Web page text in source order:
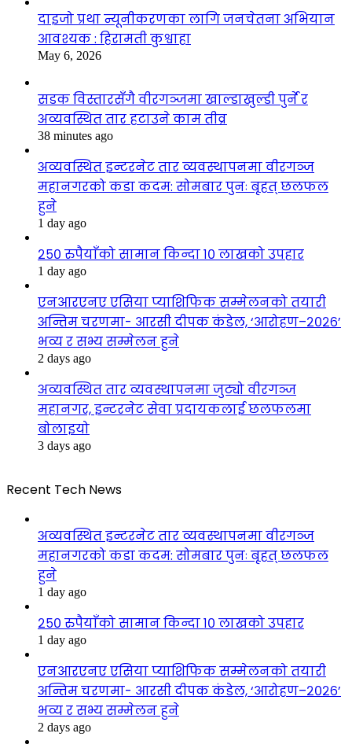
दाइजो प्रथा न्यूनीकरणका लागि जनचेतना अभियान
आवश्यक : हिरामती कुश्वाहा
May 6, 2026
सडक विस्तारसँगै वीरगञ्जमा खाल्डाखुल्डी पुर्ने र
अव्यवस्थित तार हटाउने काम तीव्र
38 minutes ago
अव्यवस्थित इन्टरनेट तार व्यवस्थापनमा वीरगञ्ज
महानगरको कडा कदम: सोमबार पुनः बृहत् छलफल
हुने
1 day ago
२५० रुपैयाँको सामान किन्दा १० लाखको उपहार
1 day ago
एनआरएनए एसिया प्याशिफिक सम्मेलनको तयारी
अन्तिम चरणमा- आरसी दीपक कंडेल, ‘आरोहण–२०२६’
भव्य र सभ्य सम्मेलन हुने
2 days ago
अव्यवस्थित तार व्यवस्थापनमा जुट्यो वीरगञ्ज
महानगर, इन्टरनेट सेवा प्रदायकलाई छलफलमा
बोलाइयो
3 days ago
Recent Tech News
अव्यवस्थित इन्टरनेट तार व्यवस्थापनमा वीरगञ्ज
महानगरको कडा कदम: सोमबार पुनः बृहत् छलफल
हुने
1 day ago
२५० रुपैयाँको सामान किन्दा १० लाखको उपहार
1 day ago
एनआरएनए एसिया प्याशिफिक सम्मेलनको तयारी
अन्तिम चरणमा- आरसी दीपक कंडेल, ‘आरोहण–२०२६’
भव्य र सभ्य सम्मेलन हुने
2 days ago